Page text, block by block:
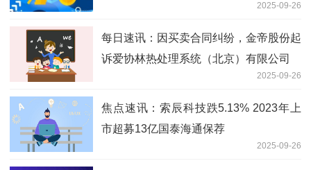
2025-09-26
每日速讯：因买卖合同纠纷，金帝股份起
诉爱协林热处理系统（北京）有限公司
2025-09-26
焦点速讯：索辰科技跌5.13% 2023年上
市超募13亿国泰海通保荐
2025-09-26